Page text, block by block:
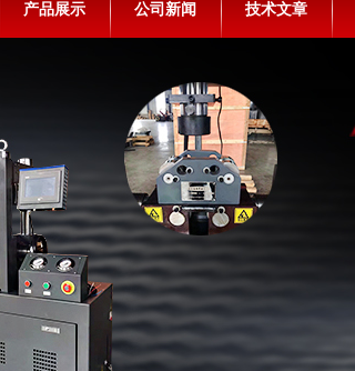
产品展示 公司新闻 技术文章